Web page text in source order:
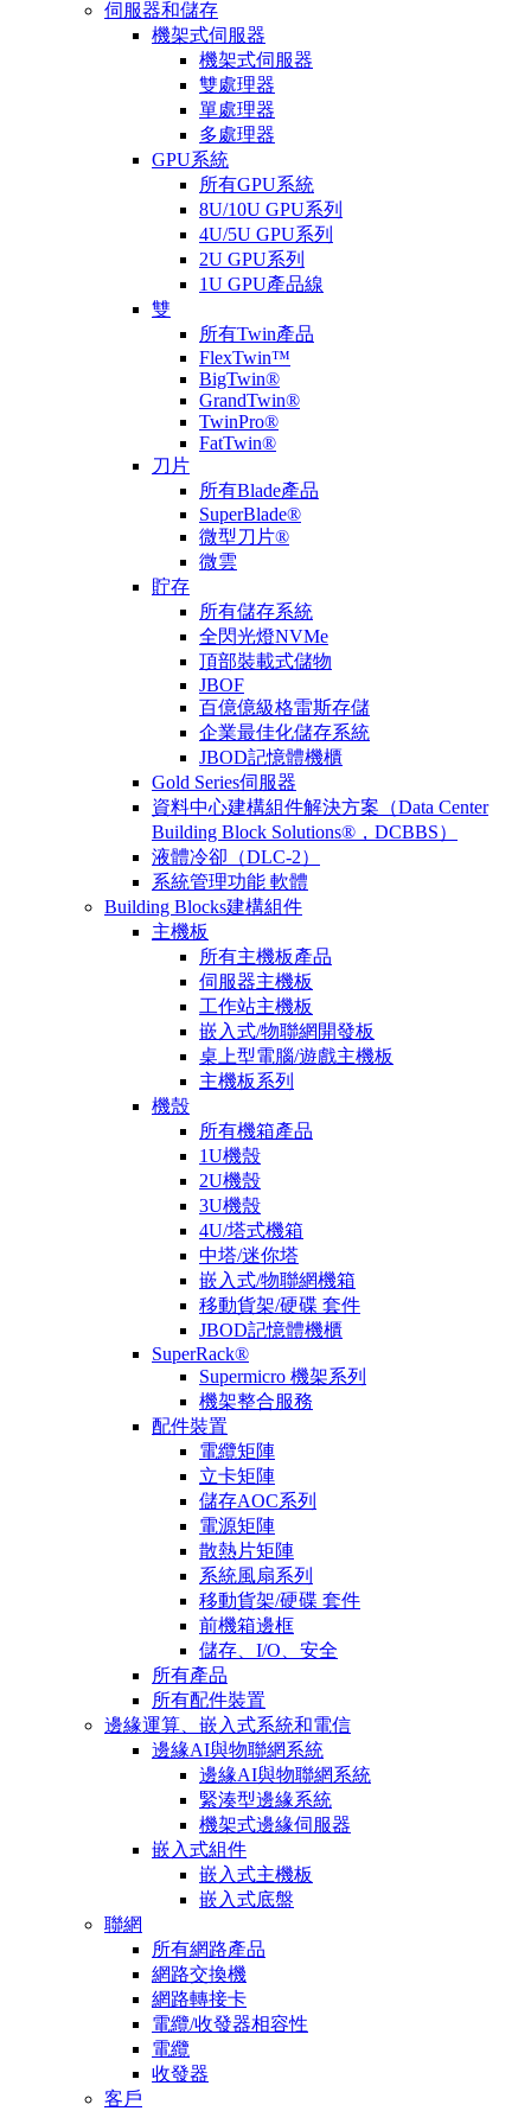
伺服器和儲存
機架式伺服器
機架式伺服器
雙處理器
單處理器
多處理器
GPU系統
所有GPU系統
8U/10U GPU系列
4U/5U GPU系列
2U GPU系列
1U GPU產品線
雙
所有Twin產品
FlexTwin™
BigTwin®
GrandTwin®
TwinPro®
FatTwin®
刀片
所有Blade產品
SuperBlade®
微型刀片®
微雲
貯存
所有儲存系統
全閃光燈NVMe
頂部裝載式儲物
JBOF
百億億級格雷斯存儲
企業最佳化儲存系統
JBOD記憶體機櫃
Gold Series伺服器
資料中心建構組件解決方案（Data Center
Building Block Solutions®，DCBBS）
液體冷卻（DLC-2）
系統管理功能 軟體
Building Blocks建構組件
主機板
所有主機板產品
伺服器主機板
工作站主機板
嵌入式/物聯網開發板
桌上型電腦/遊戲主機板
主機板系列
機殼
所有機箱產品
1U機殼
2U機殼
3U機殼
4U/塔式機箱
中塔/迷你塔
嵌入式/物聯網機箱
移動貨架/硬碟 套件
JBOD記憶體機櫃
SuperRack®
Supermicro 機架系列
機架整合服務
配件裝置
電纜矩陣
立卡矩陣
儲存AOC系列
電源矩陣
散熱片矩陣
系統風扇系列
移動貨架/硬碟 套件
前機箱邊框
儲存、I/O、安全
所有產品
所有配件裝置
邊緣運算、嵌入式系統和電信
邊緣AI與物聯網系統
邊緣AI與物聯網系統
緊湊型邊緣系統
機架式邊緣伺服器
嵌入式組件
嵌入式主機板
嵌入式底盤
聯網
所有網路產品
網路交換機
網路轉接卡
電纜/收發器相容性
電纜
收發器
客戶